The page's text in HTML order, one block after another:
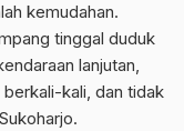
kemudahan.
tinggal duduk
lanjutan,
kali, dan tidak